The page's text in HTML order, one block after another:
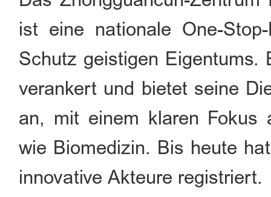
ist eine nationale One-
Schutz geistigen
verankert und bietet seine
an, mit einem klaren Fokus
wie Biomedizin. Bis heute
innovative Akteure registriert.